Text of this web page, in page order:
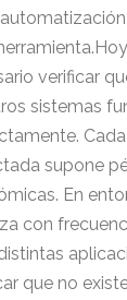
verificar
sistemas
supone
En
con
que no